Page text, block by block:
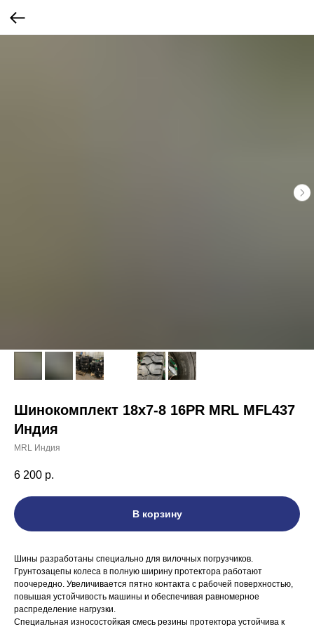
Шинокомплект 18х7-8 16PR MRL MFL437
Индия
MRL Индия
6 200 р.
В корзину
Шины разработаны специально для вилочных погрузчиков.
Грунтозацепы колеса в полную ширину протектора работают
поочередно. Увеличивается пятно контакта с рабочей поверхностью,
повышая устойчивость машины и обеспечивая равномерное
распределение нагрузки.
Специальная износостойкая смесь резины протектора устойчива к